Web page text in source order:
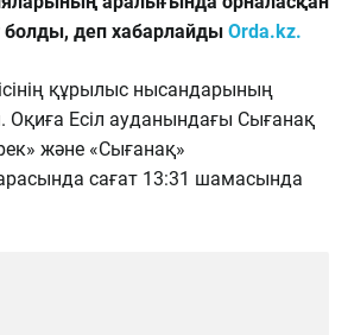
болды, деп хабарлайды Orda.kz.
құрылыс нысандарының
Оқиға Есіл ауданындағы Сығанақ
және «Сығанақ»
сағат 13:31 шамасында